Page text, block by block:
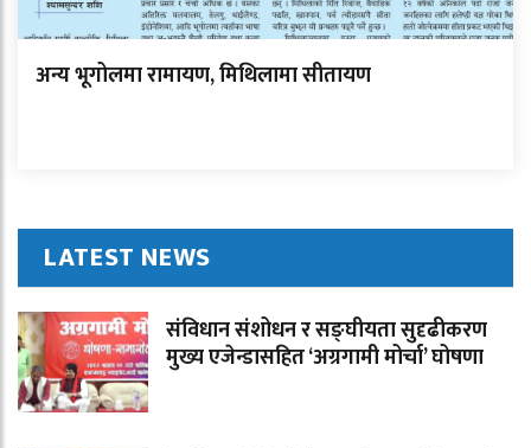
अन्य भूगोलमा रामायण, मिथिलामा सीतायण
LATEST NEWS
संविधान संशोधन र सङ्घीयता सुदृढीकरण
मुख्य एजेन्डासहित ‘अग्रगामी मोर्चा’ घोषणा